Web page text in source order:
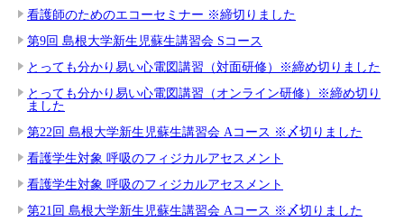
看護師のためのエコーセミナー ※締切りました
第9回 島根大学新生児蘇生講習会 Sコース
とっても分かり易い心電図講習（対面研修）※締め切りました
とっても分かり易い心電図講習（オンライン研修）※締め切り
ました
第22回 島根大学新生児蘇生講習会 Aコース ※〆切りました
看護学生対象 呼吸のフィジカルアセスメント
看護学生対象 呼吸のフィジカルアセスメント
第21回 島根大学新生児蘇生講習会 Aコース ※〆切りました